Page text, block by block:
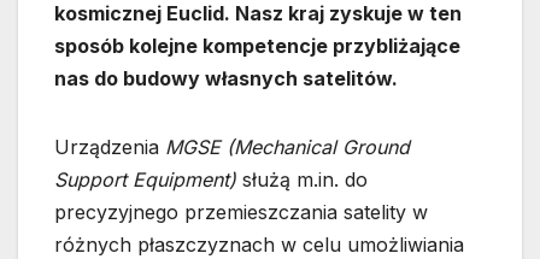
kosmicznej Euclid. Nasz kraj zyskuje w ten
sposób kolejne kompetencje przybliżające
nas do budowy własnych satelitów.
Urządzenia MGSE (Mechanical Ground
Support Equipment) służą m.in. do
precyzyjnego przemieszczania satelity w
różnych płaszczyznach w celu umożliwiania